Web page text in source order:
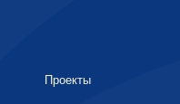
Проекты